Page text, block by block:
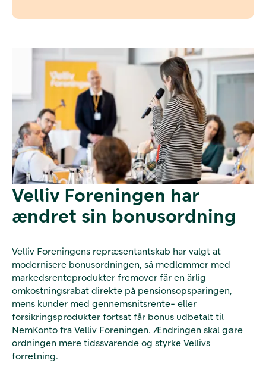
Velliv Foreningen har
ændret sin bonusordning
Velliv Foreningens repræsentantskab har valgt at
modernisere bonusordningen, så medlemmer med
markedsrenteprodukter fremover får en årlig
omkostningsrabat direkte på pensionsopsparingen,
mens kunder med gennemsnitsrente- eller
forsikringsprodukter fortsat får bonus udbetalt til
NemKonto fra Velliv Foreningen. Ændringen skal gøre
ordningen mere tidssvarende og styrke Vellivs
forretning.